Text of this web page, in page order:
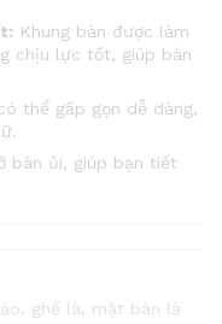
Khung bàn được làm
chịu lực tốt, giúp bàn
thể gấp gọn dễ dàng,
bàn ủi, giúp bạn tiết
ghế là
mặt bàn là